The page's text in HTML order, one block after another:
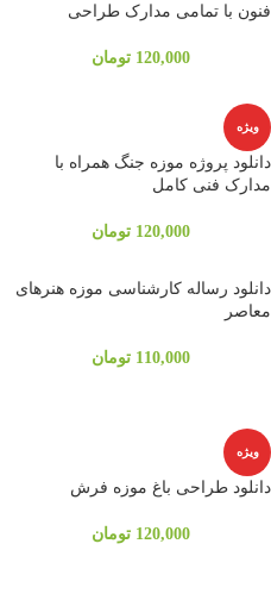
فنون با تمامی مدارک طراحی
120,000 تومان
ویژه
دانلود پروژه موزه جنگ همراه با
مدارک فنی کامل
120,000 تومان
دانلود رساله کارشناسی موزه هنرهای
معاصر
110,000 تومان
ویژه
دانلود طراحی باغ موزه فرش
120,000 تومان